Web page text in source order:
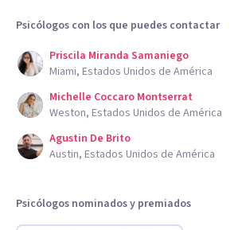
Psicólogos con los que puedes contactar
Priscila Miranda Samaniego
Miami, Estados Unidos de América
Michelle Coccaro Montserrat
Weston, Estados Unidos de América
Agustin De Brito
Austin, Estados Unidos de América
Psicólogos nominados y premiados